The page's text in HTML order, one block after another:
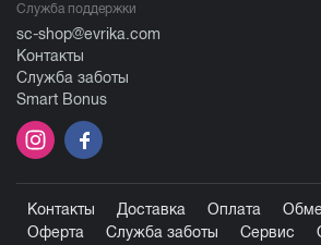
Служба поддержки
sc-shop@evrika.com
Контакты
Служба заботы
Smart Bonus
Контакты Доставка Оплата
Оферта
Служба заботы Сервис